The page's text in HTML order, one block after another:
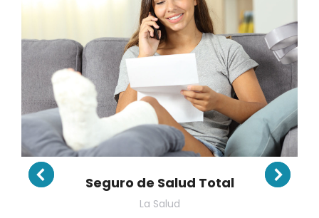
Seguro de Salud Total
La Salud